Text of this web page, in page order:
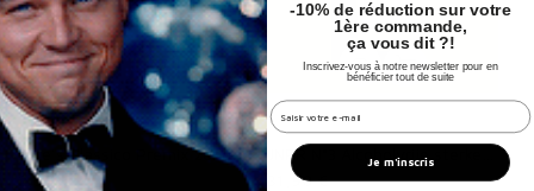
Lyre's Spirits Co
Lyre's Classico Premix zonder alcohol
2,99 €
JNPR Spirits
31,90 €
-10% de réduction sur votre
1ère commande,
ça vous dit ?!
Inscrivez-vous à notre newsletter pour en
bénéficier tout de suite
champs email hook
Je m'inscris